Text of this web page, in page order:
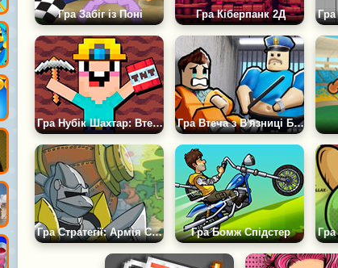
Гра Забіг із Поні Гра Кіберпанк 2Д
Гра Нубік Шахтар: Втеча з В'язниці 2Д Гра Втеча з В'язниці Баррі 2Д
Гра Стратегії: Армія Століть Гра Бомж Спідстер